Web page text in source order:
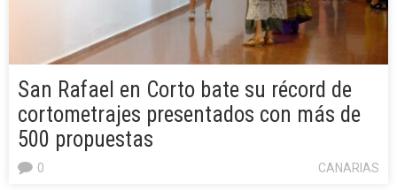
San Rafael en Corto bate su récord de
cortometrajes presentados con más de
500 propuestas
CANARIAS
0